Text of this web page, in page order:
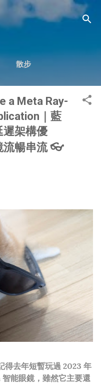
散步
a Meta Ray-
｜藍
遲架構優
流暢串流 👓
得去年短暫玩過 2023 年
能眼鏡，雖然它主要還